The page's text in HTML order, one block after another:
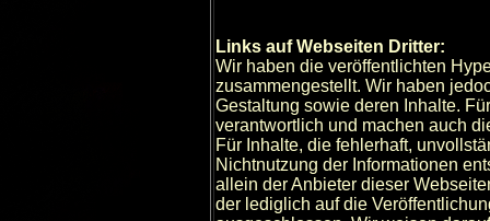
Links auf Webseiten Dritter:
Wir haben die veröffentlichten
zusammengestellt. Wir haben
Gestaltung sowie deren Inhalte.
verantwortlich und machen auch
Für Inhalte, die fehlerhaft,
Nichtnutzung der Informationen
allein der Anbieter dieser
der lediglich auf die